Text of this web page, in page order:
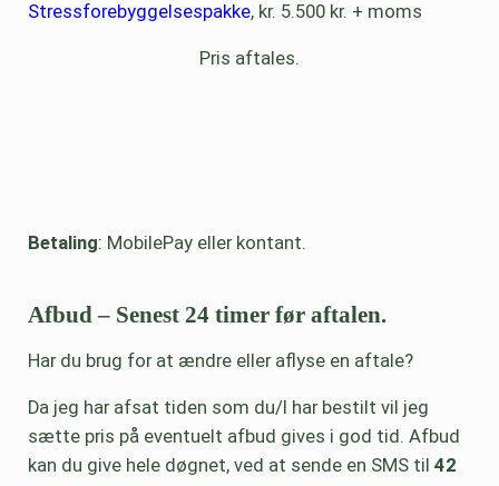
Stressforebyggelsespakke, kr. 5.500 kr. + moms
Pris aftales.
Betaling: MobilePay eller kontant.
Afbud – Senest 24 timer før aftalen.
Har du brug for at ændre eller aflyse en aftale?
Da jeg har afsat tiden som du/I har bestilt vil jeg
sætte pris på eventuelt afbud gives i god tid. Afbud
kan du give hele døgnet, ved at sende en SMS til 42